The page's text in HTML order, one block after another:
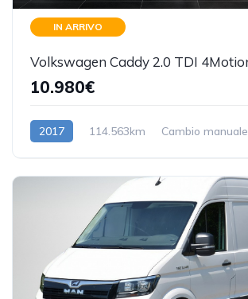
IN ARRIVO
10.980€
2017 114.563km Cambio manuale